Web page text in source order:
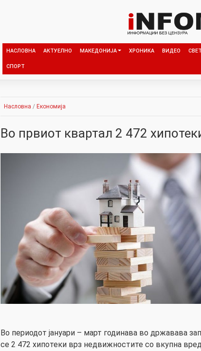
НАСЛОВНА АКТУЕЛНО МАКЕДОНИЈА ХРОНИКА ВИДЕО СВЕТ
СПОРТ
Насловна / Економија
Во првиот квартал 2 472
Во периодот јануари – март годинава во државава
се 2 472 хипотеки врз недвижностите со вкупна